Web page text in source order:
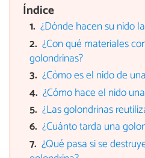
Índice
¿Dónde hacen su nido
¿Con qué materiales
golondrinas?
¿Cómo es el nido de
¿Cómo hace el nido
¿Las golondrinas
¿Cuánto tarda una
¿Qué pasa si se